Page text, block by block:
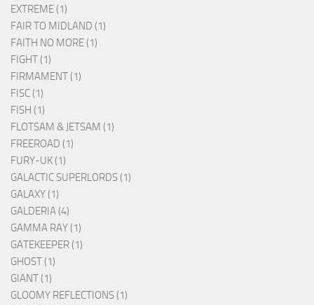
EXTREME (1)
FAIR TO MIDLAND (1)
FAITH NO MORE (1)
FIGHT (1)
FIRMAMENT (1)
FISC (1)
FISH (1)
FLOTSAM & JETSAM (1)
FREEROAD (1)
FURY-UK (1)
GALACTIC SUPERLORDS (1)
GALAXY (1)
GALDERIA (4)
GAMMA RAY (1)
GATEKEEPER (1)
GHOST (1)
GIANT (1)
GLOOMY REFLECTIONS (1)